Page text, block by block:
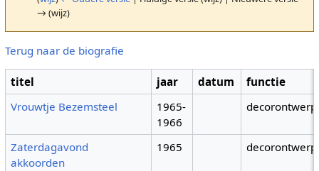
→ (wijz)
Terug naar de biografie
titel jaar datum
functie
Vrouwtje Bezemsteel
1965-
1966
Zaterdagavond
akkoorden
1965